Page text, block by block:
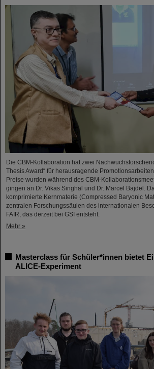
Die CBM-Kollaboration hat zwei
Thesis Award“ für herausragende
Preise wurden während des CBM-
gingen an Dr. Vikas Singhal und Dr. Marcel Bajdel.
komprimierte Kernmaterie (Compressed Baryonic
zentralen Forschungssäulen des internationalen
FAIR, das derzeit bei GSI entsteht.
Mehr »
Masterclass für Schüler*innen bietet
ALICE-Experiment